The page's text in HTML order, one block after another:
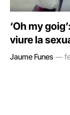
‘Oh my
viure la
Jaume Funes